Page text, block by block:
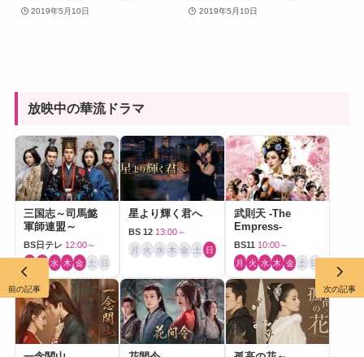
2019年5月10日 2019年5月10日
放映中の華流ドラマ
三国志～司馬懿
軍師連盟～
BS日テレ 12:00～
水 木 金 土 日
星より輝く君へ
BS 12 13:00～
月 火 水 木 金 土 日
武則天 -The
Empress-
BS11 10:00～
月 火 水 木 金 土 日
前の記事 次の記事